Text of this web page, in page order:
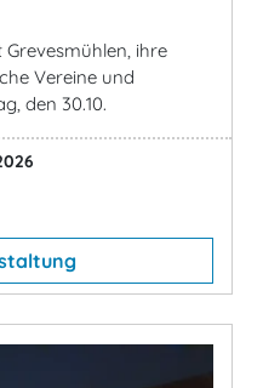
ihre
Vereine und
den 30.10.